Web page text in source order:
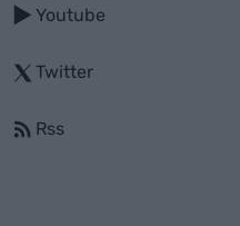
Youtube
Twitter
Rss